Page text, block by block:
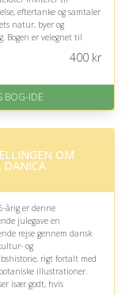
eftertanke og samtaler
natur, byer og
Bogen er velegnet til
1-3 hverdage -
fragt
af 5
400kr
BOG-IDE
OM
DANICA
årig er denne
julegave en
rejse gennem dansk
og
rigt fortalt med
illustrationer.
især godt, hvis